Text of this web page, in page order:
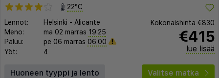
22°C
Lennot:
Helsinki - Alicante
Meno:
ma 02 marras 19:25
Paluu:
pe 06 marras 06:00
Yöt:
4
Kokonaishinta €830
€415
lue lisää
Huoneen tyyppi ja lento Valitse matka